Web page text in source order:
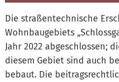
Die straßentechnische
Wohnbaugebiets
Jahr 2022 abgeschlossen;
diesem Gebiet sind auch
bebaut. Die